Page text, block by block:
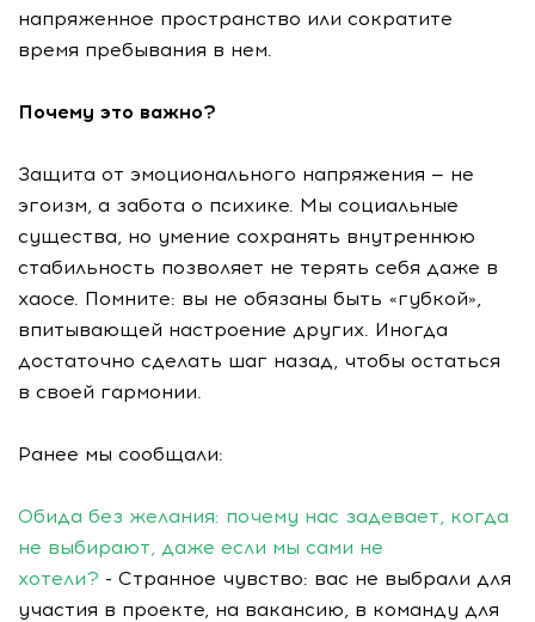
напряженное пространство или сократите
время пребывания в нем.
Почему это важно?
Защита от эмоционального напряжения — не
эгоизм, а забота о психике. Мы социальные
существа, но умение сохранять внутреннюю
стабильность позволяет не терять себя даже в
хаосе. Помните: вы не обязаны быть «губкой»,
впитывающей настроение других. Иногда
достаточно сделать шаг назад, чтобы остаться
в своей гармонии.
Ранее мы сообщали:
Обида без желания: почему нас задевает, когда
не выбирают, даже если мы сами не
хотели? - Странное чувство: вас не выбрали для
участия в проекте, на вакансию, в команду для